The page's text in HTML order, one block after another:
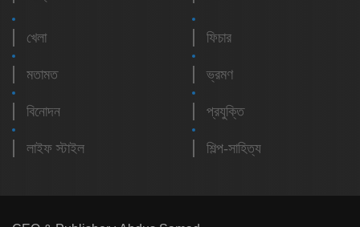
খেলা
মতামত
বিনোদন
লাইফ স্টাইল
ফিচার
ভ্রমণ
প্রযুক্তি
শিল্প-সাহিত্য